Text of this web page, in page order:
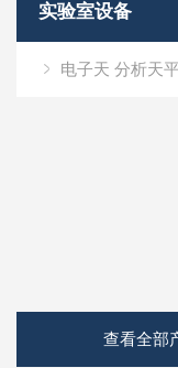
实验室设备
电子天 分析天
查看全部